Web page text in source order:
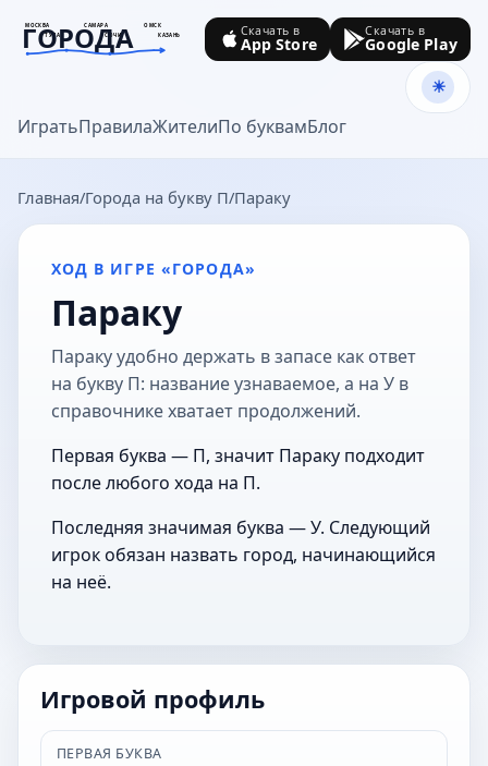
МОСКВА САМАРА
ОМСК
ТУЛА
СОЧИ КАЗАНЬ
ГОРОДА
goroda-na.ru
ИгратьПравилаЖителиПо буквамБлог
Скачать в
App Store
Скачать в
Google Play
Главная Города на букву П Параку
ХОД В ИГРЕ «ГОРОДА»
Параку
Параку удобно держать в запасе как ответ
на букву П: название узнаваемое, а на У в
справочнике хватает продолжений.
Первая буква — П, значит Параку подходит
после любого хода на П.
Последняя значимая буква — У. Следующий
игрок обязан назвать город, начинающийся
на неё.
Игровой профиль
ПЕРВАЯ БУКВА